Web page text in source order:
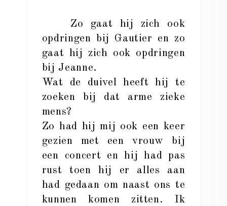
Zo gaat hij zich ook
opdringen bij Gautier en zo
gaat hij zich ook opdringen
bij Jeanne.
Wat de duivel heeft hij te
zoeken bij dat arme zieke
mens?
Zo had hij mij ook een keer
gezien met een vrouw bij
een concert en hij had pas
rust toen hij er alles aan
had gedaan om naast ons te
kunnen komen zitten. Ik